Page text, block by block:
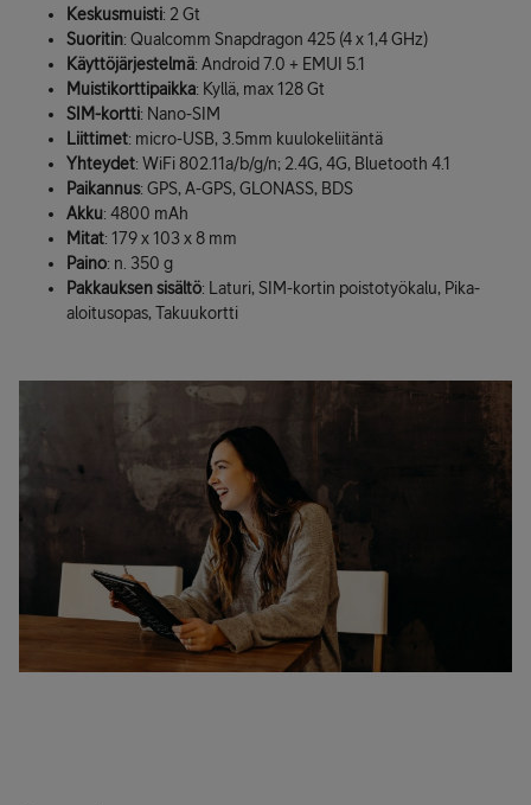
Keskusmuisti: 2 Gt
Suoritin: Qualcomm Snapdragon 425 (4 x 1,4 GHz)
Käyttöjärjestelmä: Android 7.0 + EMUI 5.1
Muistikorttipaikka: Kyllä, max 128 Gt
SIM-kortti: Nano-SIM
Liittimet: micro-USB, 3.5mm kuulokeliitäntä
Yhteydet: WiFi 802.11a/b/g/n; 2.4G, 4G, Bluetooth 4.1
Paikannus: GPS, A-GPS, GLONASS, BDS
Akku: 4800 mAh
Mitat: 179 x 103 x 8 mm
Paino: n. 350 g
Pakkauksen sisältö: Laturi, SIM-kortin poistotyökalu, Pika-
aloitusopas, Takuukortti